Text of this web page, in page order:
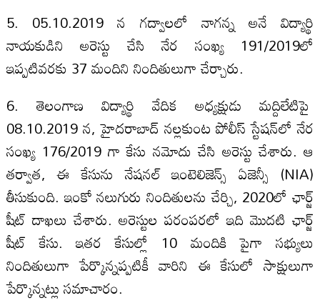
5. 05.10.2019 న గద్వాలలో నాగన్న అనే విద్యార్థి
నాయకుడిని అరెస్టు చేసి నేర సంఖ్య 191/2019లో
ఇప్పటివరకు 37 మందిని నిందితులుగా చేర్చారు.
6. తెలంగాణ విద్యార్థి వేదిక అధ్యక్షుడు మద్దిలేటిపై
08.10.2019 న, హైదరాబాద్ నల్లకుంట పోలీస్ స్టేషన్‌లో నేర
సంఖ్య 176/2019 గా కేసు నమోదు చేసి అరెస్టు చేశారు. ఆ
తర్వాత, ఈ కేసును నేషనల్ ఇంటెలిజెన్స్ ఏజెన్సీ (NIA)
తీసుకుంది. ఇంకో నలుగురు నిందితులను చేర్చి, 2020లో ఛార్జ్
షీట్ దాఖలు చేశారు. అరెస్టుల పరంపరలో ఇది మొదటి ఛార్జ్
షీట్ కేసు. ఇతర కేసుల్లో 10 మందికి పైగా సభ్యులు
నిందితులుగా పేర్కొన్నప్పటికీ వారిని ఈ కేసులో సాక్షులుగా
పేర్కొన్నట్లు సమాచారం.